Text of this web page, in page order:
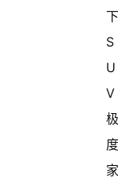
S
U
V